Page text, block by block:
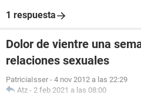
1 respuesta
Dolor de vientre una
relaciones sexuales
PatriciaIsser - 4 nov 2012 a las 22:29
Atz - 2 feb 2021 a las 08:00